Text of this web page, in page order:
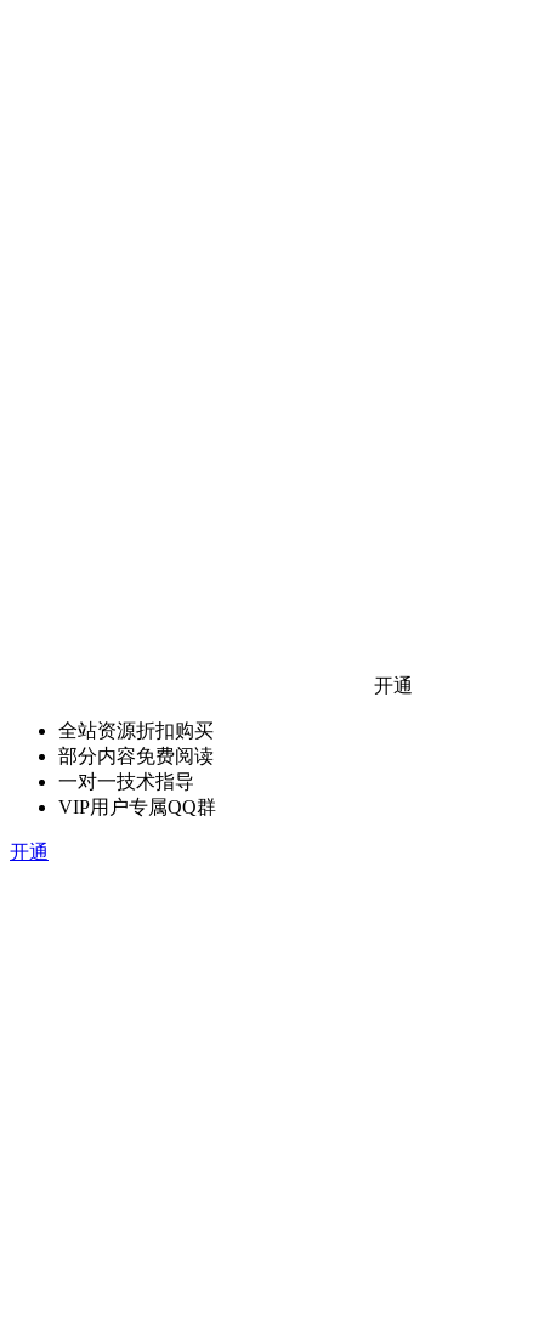
开通
全站资源折扣购买
部分内容免费阅读
一对一技术指导
VIP用户专属QQ群
开通